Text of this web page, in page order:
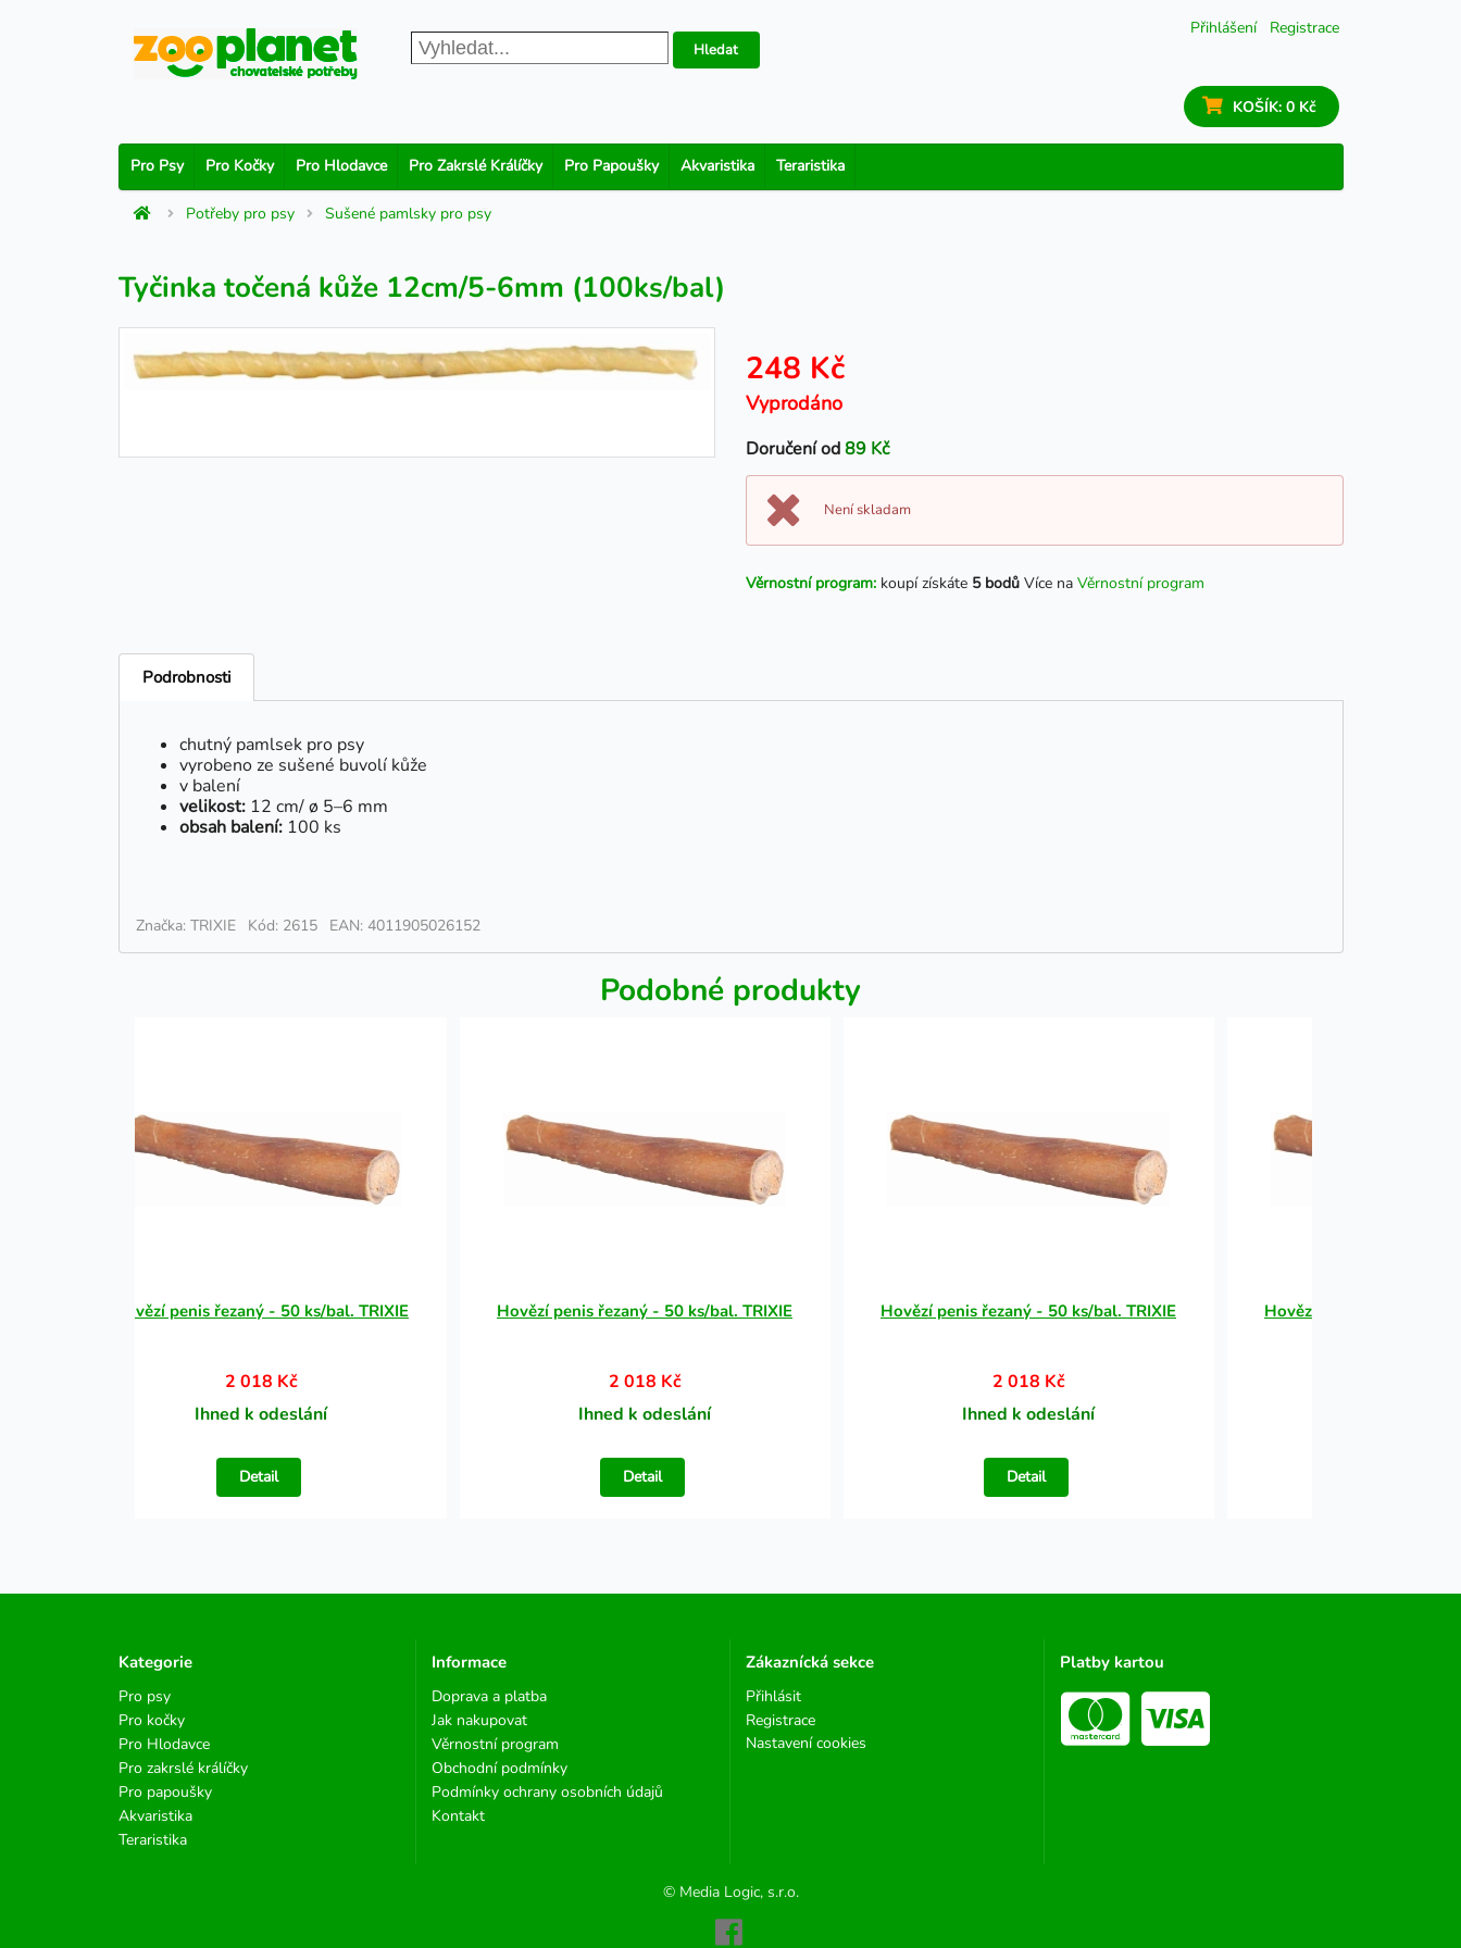
Přihlášení Registrace
Hledat
KOŠÍK: 0 Kč
Pro Psy Pro Kočky Pro Hlodavce Pro Zakrslé Králíčky Pro Papoušky Akvaristika Teraristika
Potřeby pro psy Sušené pamlsky pro psy
Tyčinka točená kůže 12cm/5-6mm (100ks/bal)
248 Kč
Vyprodáno
Doručení od89 Kč
Není skladam
Věrnostní program: koupí získáte 5 bodů Více na Věrnostní program
Podrobnosti
chutný pamlsek pro psy
vyrobeno ze sušené buvolí kůže
v balení
velikost:12 cm/ ø 5–6 mm
obsah balení:100 ks
Značka: TRIXIE Kód: 2615 EAN: 4011905026152
Podobné produkty
Hovězí penis řezaný - 50 ks/bal. TRIXIE
2 018 Kč
Ihned k odeslání
Detail
Hovězí penis řezaný - 50 ks/bal. TRIXIE
2 018 Kč
Ihned k odeslání
Detail
Hovězí penis řezaný - 50 ks/bal. TRIXIE
2 018 Kč
Ihned k odeslání
Detail
Hovězí penis řezaný - 50
Kategorie
Pro psy
Pro kočky
Pro Hlodavce
Pro zakrslé králíčky
Pro papoušky
Akvaristika
Teraristika
Informace
Doprava a platba
Jak nakupovat
Věrnostní program
Obchodní podmínky
Podmínky ochrany osobních údajů
Kontakt
Zákaznícká sekce
Přihlásit
Registrace
Nastavení cookies
Platby kartou
© Media Logic, s.r.o.